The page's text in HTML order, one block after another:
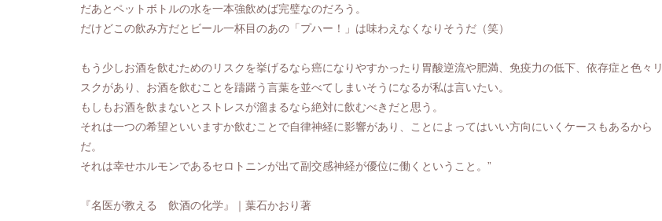
だあとペットボトルの水を一本強飲めば完璧なのだろう。
だけどこの飲み方だとビール一杯目のあの「プハー！」は味わえなくなりそうだ（笑）
もう少しお酒を飲むためのリスクを挙げるなら癌になりやすかったり胃酸逆流や肥満、免疫力の低下、依存症と色々リ
スクがあり、お酒を飲むことを躊躇う言葉を並べてしまいそうになるが私は言いたい。
もしもお酒を飲まないとストレスが溜まるなら絶対に飲むべきだと思う。
それは一つの希望といいますか飲むことで自律神経に影響があり、ことによってはいい方向にいくケースもあるから
だ。
それは幸せホルモンであるセロトニンが出て副交感神経が優位に働くということ。”
『名医が教える 飲酒の化学』 ｜葉石かおり著